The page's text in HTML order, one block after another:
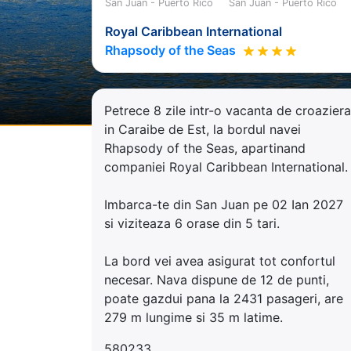
San Juan - Puerto Rico San Juan - Puerto Rico
Royal Caribbean International
Rhapsody of the Seas
Petrece 8 zile intr-o vacanta de croaziera
in Caraibe de Est, la bordul navei
Rhapsody of the Seas, apartinand
companiei Royal Caribbean International.
Imbarca-te din San Juan pe 02 Ian 2027
si viziteaza 6 orase din 5 tari.
La bord vei avea asigurat tot confortul
necesar. Nava dispune de 12 de punti,
poate gazdui pana la 2431 pasageri, are
279 m lungime si 35 m latime.